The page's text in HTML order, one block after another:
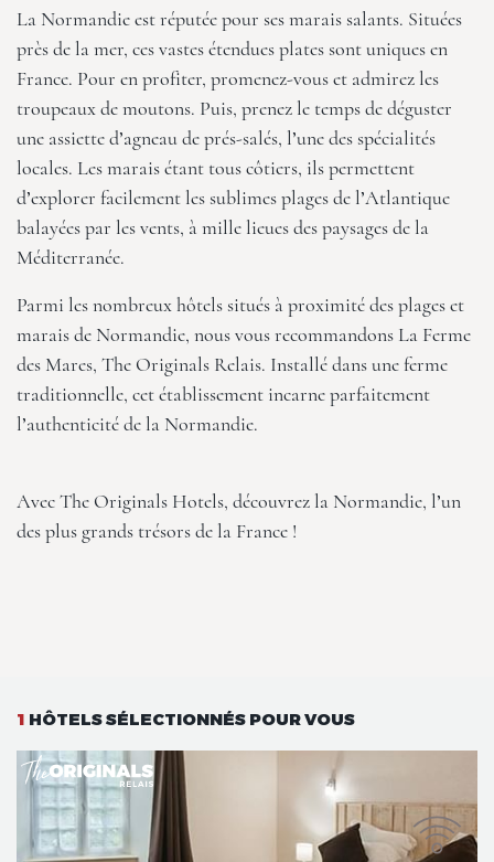
La Normandie est réputée pour ses marais salants. Situées
près de la mer, ces vastes étendues plates sont uniques en
France. Pour en profiter, promenez-vous et admirez les
troupeaux de moutons. Puis, prenez le temps de déguster
une assiette d’agneau de prés-salés, l’une des spécialités
locales. Les marais étant tous côtiers, ils permettent
d’explorer facilement les sublimes plages de l’Atlantique
balayées par les vents, à mille lieues des paysages de la
Méditerranée.
Parmi les nombreux hôtels situés à proximité des plages et
marais de Normandie, nous vous recommandons La Ferme
des Mares, The Originals Relais. Installé dans une ferme
traditionnelle, cet établissement incarne parfaitement
l’authenticité de la Normandie.
Avec The Originals Hotels, découvrez la Normandie, l’un
des plus grands trésors de la France !
1 HÔTELS SÉLECTIONNÉS POUR VOUS